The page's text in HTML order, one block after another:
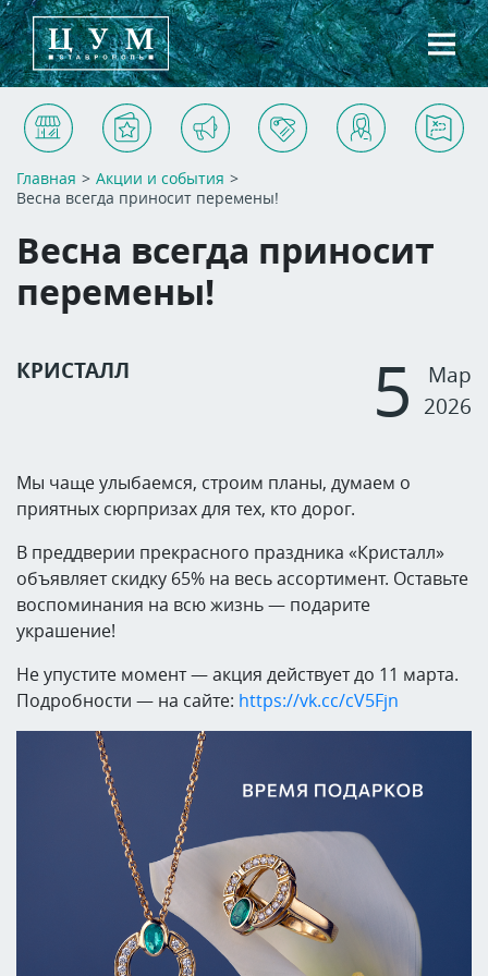
Главная > Акции и события >
Весна всегда приносит перемены!
Весна всегда приносит
перемены!
КРИСТАЛЛ 5
Мар
2026
Мы чаще улыбаемся, строим планы, думаем о
приятных сюрпризах для тех, кто дорог.
В преддверии прекрасного праздника «Кристалл»
объявляет скидку 65% на весь ассортимент. Оставьте
воспоминания на всю жизнь — подарите
украшение!
Не упустите момент — акция действует до 11 марта.
Подробности — на сайте: https://vk.cc/cV5Fjn